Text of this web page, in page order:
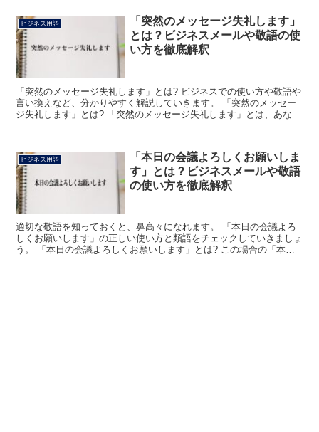
ビジネス用語
「突然のメッセージ失礼します」
とは？ビジネスメールや敬語の使
い方を徹底解釈
「突然のメッセージ失礼します」とは? ビジネスでの使い方や敬語や
言い換えなど、分かりやすく解説していきます。 「突然のメッセー
ジ失礼します」とは? 「突然のメッセージ失礼します」とは、あなた
ビジネス用語
「本日の会議よろしくお願いしま
す」とは？ビジネスメールや敬語
の使い方を徹底解釈
適切な敬語を知っておくと、鼻高々になれます。 「本日の会議よろ
しくお願いします」の正しい使い方と類語をチェックしていきましょ
う。 「本日の会議よろしくお願いします」とは? この場合の「本日